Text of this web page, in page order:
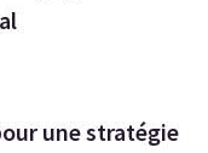
une stratégie